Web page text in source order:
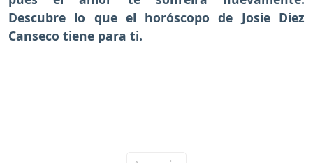
Descubre lo que el horóscopo de Josie Diez
Canseco tiene para ti.